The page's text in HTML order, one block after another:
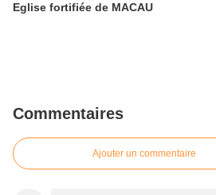
Eglise fortifiée de MACAU
Commentaires
Ajouter un commentaire